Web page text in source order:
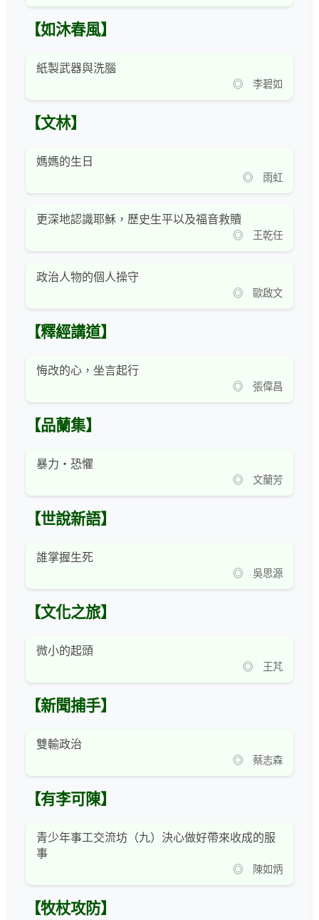
【如沐春風】
紙製武器與洗腦
◎ 李碧如
【文林】
媽媽的生日
◎ 雨虹
更深地認識耶穌，歷史生平以及福音救贖
◎ 王乾任
政治人物的個人操守
◎ 歐啟文
【釋經講道】
悔改的心，坐言起行
◎ 張偉昌
【品蘭集】
暴力‧恐懼
◎ 文蘭芳
【世說新語】
誰掌握生死
◎ 吳思源
【文化之旅】
微小的起頭
◎ 王芃
【新聞捕手】
雙輸政治
◎ 蔡志森
【有李可陳】
青少年事工交流坊（九）決心做好帶來收成的服
事
◎ 陳如炳
【牧杖攻防】